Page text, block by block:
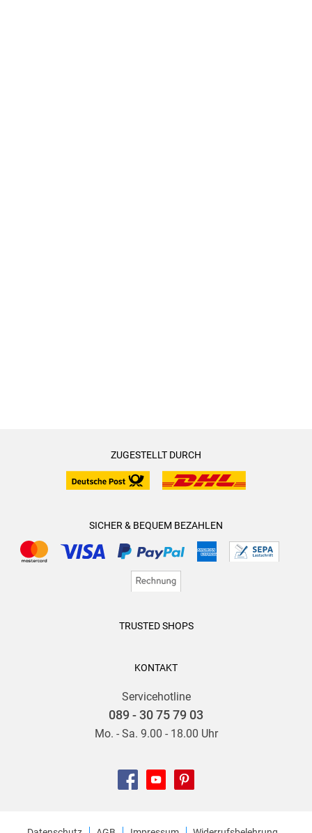
ZUGESTELLT DURCH
SICHER & BEQUEM BEZAHLEN
TRUSTED SHOPS
KONTAKT
Servicehotline
089 - 30 75 79 03
Mo. - Sa. 9.00 - 18.00 Uhr